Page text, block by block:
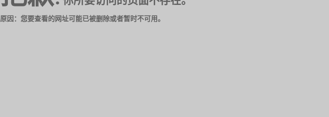
原因：您要查看的网址可能已被删除或者暂时不可用。